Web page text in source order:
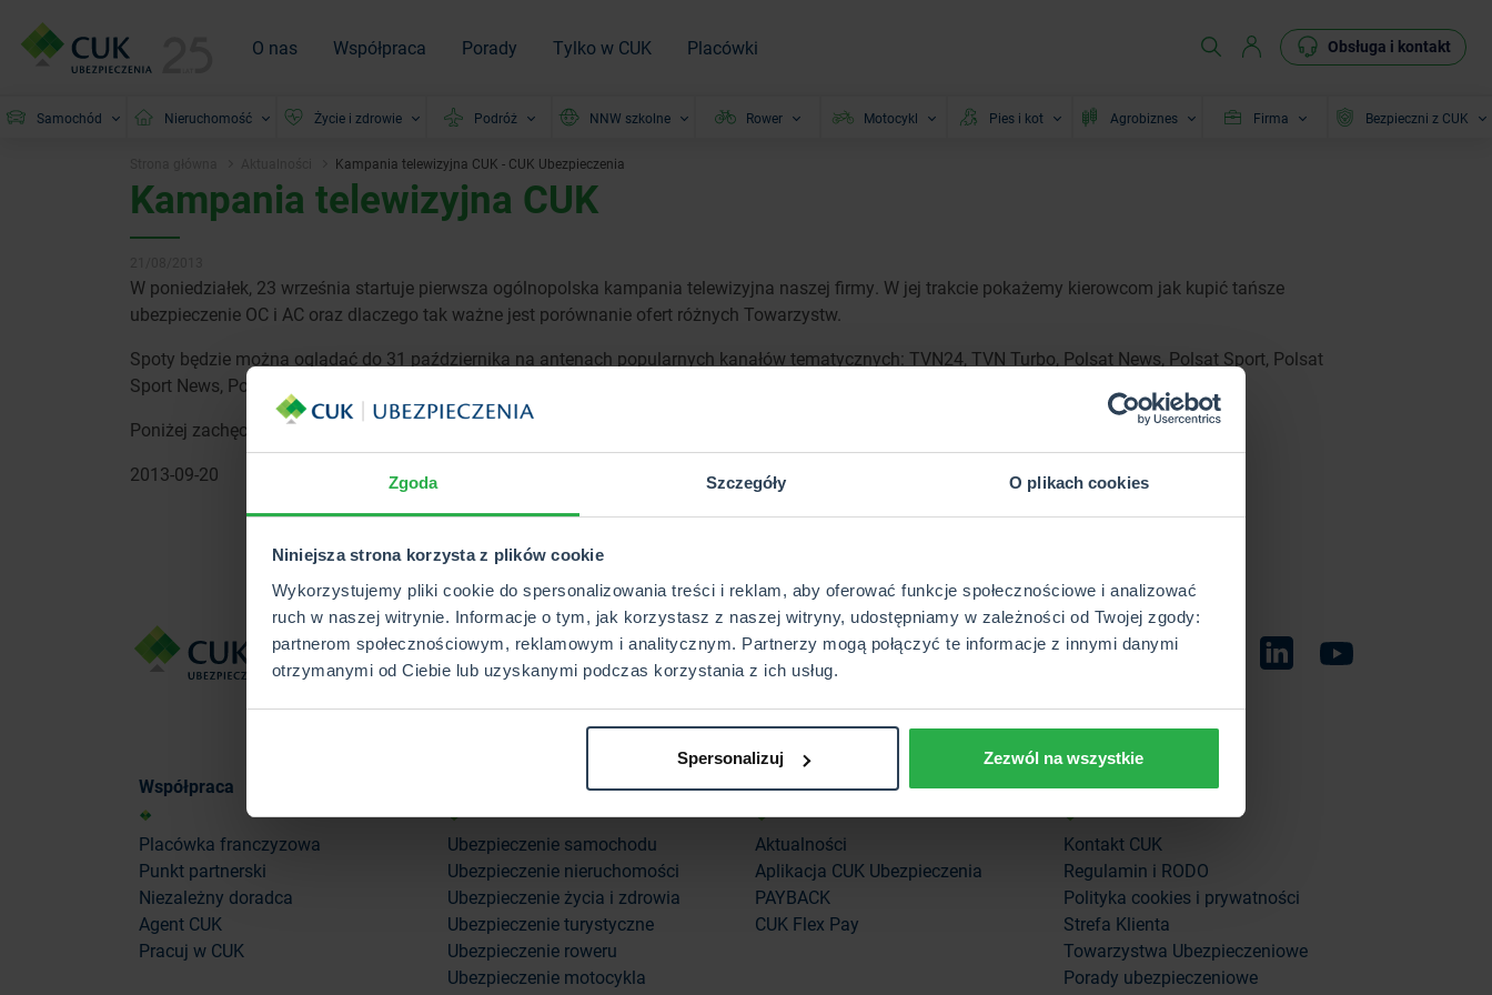
Zgoda Szczegóły O plikach cookies
Niniejsza strona korzysta z plików cookie
Wykorzystujemy pliki cookie do spersonalizowania treści i reklam, aby oferować funkcje społecznościowe i analizować
ruch w naszej witrynie. Informacje o tym, jak korzystasz z naszej witryny, udostępniamy w zależności od Twojej zgody:
partnerom społecznościowym, reklamowym i analitycznym. Partnerzy mogą połączyć te informacje z innymi danymi
otrzymanymi od Ciebie lub uzyskanymi podczas korzystania z ich usług.
Spersonalizuj Zezwól na wszystkie
O nas Współpraca Porady Tylko w CUK Placówki Obsługa i kontakt
Samochód Nieruchomość Życie i zdrowie Podróż NNW szkolne Rower Motocykl Pies i kot Agrobiznes Firma Bezpieczni z CUK
Kampania telewizyjna CUK - CUK Ubezpieczenia
Kampania telewizyjna CUK
W poniedziałek, 23 września startuje pierwsza ogólnopolska kampania telewizyjna naszej firmy. W jej trakcie pokażemy kierowcom jak kupić tańsze
ubezpieczenie OC i AC oraz dlaczego tak ważne jest porównanie ofert różnych Towarzystw.
Spoty będzie można oglądać do 31 października na antenach popularnych kanałów tematycznych: TVN24, TVN Turbo, Polsat News, Polsat Sport, Polsat
Sport News, Polsat Sport Extra, Polsat Play, Superstacja czy TVP Info.
Poniżej zachęcamy do obejrzenia naszego spotu telewizyjnego:
2013-09-20
Obserwuj nas:
Współpraca
Placówka franczyzowa
Punkt partnerski
Niezależny doradca
Agent CUK
Pracuj w CUK
Ubezpieczenie samochodu
Ubezpieczenie nieruchomości
Ubezpieczenie życia i zdrowia
Ubezpieczenie turystyczne
Ubezpieczenie roweru
Ubezpieczenie motocykla
O nas
Aktualności
Aplikacja CUK Ubezpieczenia
PAYBACK
CUK Flex Pay
Informacje
Kontakt CUK
Regulamin i RODO
Polityka cookies i prywatności
Strefa Klienta
Towarzystwa Ubezpieczeniowe
Porady ubezpieczeniowe